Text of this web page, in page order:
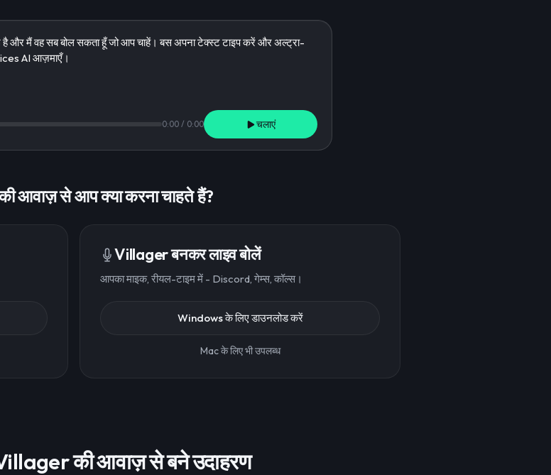
0:00 / 0:00 चलाएं
आवाज़ से आप क्या करना चाहते हैं?
Villager बनकर लाइव बोलें
आपका माइक, रीयल-टाइम में - Discord, गेम्स, कॉल्स।
Windows के लिए डाउनलोड करें
Mac के लिए भी उपलब्ध
की आवाज़ से बने उदाहरण